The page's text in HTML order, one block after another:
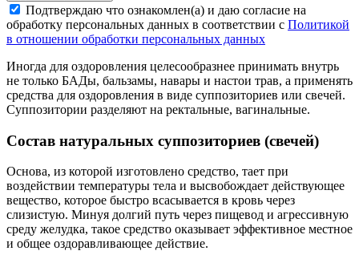
Подтверждаю что ознакомлен(а) и даю согласие на
обработку персональных данных в соответствии с Политикой
в отношении обработки персональных данных
Иногда для оздоровления целесообразнее принимать внутрь
не только БАДы, бальзамы, навары и настои трав, а применять
средства для оздоровления в виде суппозиториев или свечей.
Суппозитории разделяют на ректальные, вагинальные.
Состав натуральных суппозиториев (свечей)
Основа, из которой изготовлено средство, тает при
воздействии температуры тела и высвобождает действующее
вещество, которое быстро всасывается в кровь через
слизистую. Минуя долгий путь через пищевод и агрессивную
среду желудка, такое средство оказывает эффективное местное
и общее оздоравливающее действие.